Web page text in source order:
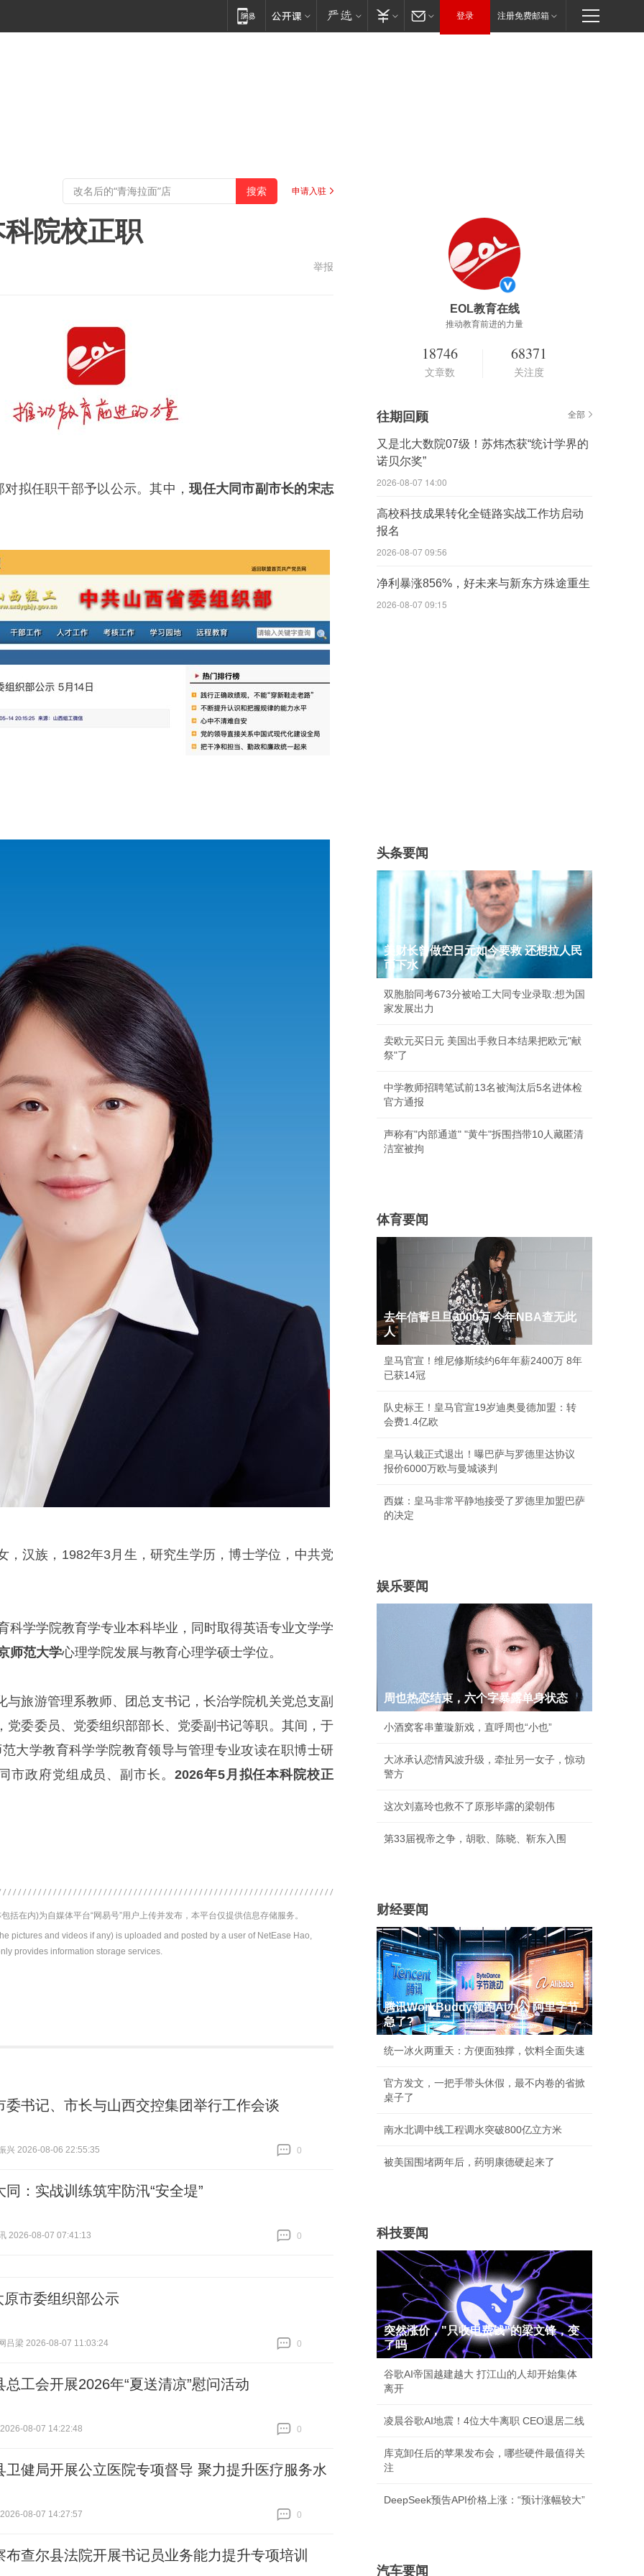
登录 注册免费邮箱
申请入驻
院校正职
举报
拟任职干部予以公示。其中，现任大同市副市长的宋志
，汉族，1982年3月生，研究生学历，博士学位，中共党
科学学院教育学专业本科毕业，同时取得英语专业文学学
师范大学心理学院发展与教育心理学硕士学位。
与旅游管理系教师、团总支书记，长治学院机关党总支副
党委委员、党委组织部部长、党委副书记等职。其间，于
大学教育科学学院教育领导与管理专业攻读在职博士研
市政府党组成员、副市长。 2026年5月 拟任本科院校正
括在内)为自媒体平台“网易号”用户上传并发布，本平台仅提供信息存储服务。
pictures and videos if any) is uploaded and posted by a user of NetEase Hao,
provides information storage services.
委书记、市长与山西交控集团举行工作会谈
兴 2026-08-06 22:55:35
0
同：实战训练筑牢防汛“安全堤”
2026-08-07 07:41:13
0
原市委组织部公示
吕梁 2026-08-07 11:03:24
0
总工会开展2026年“夏送清凉”慰问活动
08-07 14:22:48
0
卫健局开展公立医院专项督导 聚力提升医疗服务水
08-07 14:27:57
0
布查尔县法院开展书记员业务能力提升专项培训
EOL教育在线
推动教育前进的力量
18746
文章数
68371
关注度
往期回顾 全部
又是北大数院07级！苏炜杰获“统计学界的
诺贝尔奖”
2026-08-07 14:00
高校科技成果转化全链路实战工作坊启动
报名
2026-08-07 09:56
净利暴涨856%，好未来与新东方殊途重生
2026-08-07 09:15
头条要闻
美财长曾做空日元如今要救 还想拉人民
币下水
双胞胎同考673分被哈工大同专业录取:想为国
家发展出力
卖欧元买日元 美国出手救日本结果把欧元"献
祭"了
中学教师招聘笔试前13名被淘汰后5名进体检
官方通报
声称有"内部通道" "黄牛"拆围挡带10人藏匿清
洁室被拘
体育要闻
去年信誓旦旦3000万 今年NBA查无此
人
皇马官宣！维尼修斯续约6年年薪2400万 8年
已获14冠
队史标王！皇马官宣19岁迪奥曼德加盟：转
会费1.4亿欧
皇马认栽正式退出！曝巴萨与罗德里达协议
报价6000万欧与曼城谈判
西媒：皇马非常平静地接受了罗德里加盟巴萨
的决定
娱乐要闻
周也热恋结束，六个字暴露单身状态
小酒窝客串董璇新戏，直呼周也“小也”
大冰承认恋情风波升级，牵扯另一女子，惊动
警方
这次刘嘉玲也救不了原形毕露的梁朝伟
第33届视帝之争，胡歌、陈晓、靳东入围
财经要闻
腾讯WorkBuddy领跑AI办公 阿里字节
急了?
统一冰火两重天：方便面独撑，饮料全面失速
官方发文，一把手带头休假，最不内卷的省掀
桌子了
南水北调中线工程调水突破800亿立方米
被美国围堵两年后，药明康德硬起来了
科技要闻
突然涨价，"只收电费钱"的梁文锋，变
了吗
谷歌AI帝国越建越大 打江山的人却开始集体
离开
凌晨谷歌AI地震！4位大牛离职 CEO退居二线
库克卸任后的苹果发布会，哪些硬件最值得关
注
DeepSeek预告API价格上涨：“预计涨幅较大”
汽车要闻